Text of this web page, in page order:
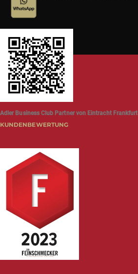
Adler Business Club Partner von Eintracht Frankfurt
KUNDENBEWERTUNG